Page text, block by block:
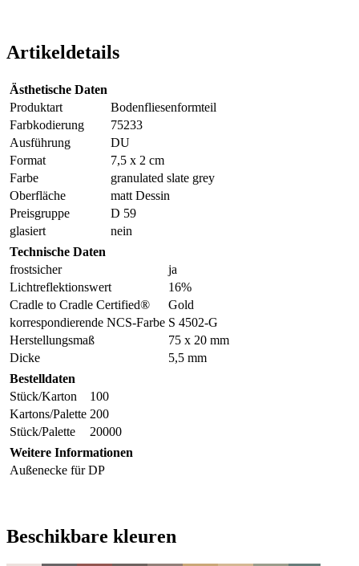
Artikeldetails
Ästhetische Daten
Produktart
Bodenfliesenformteil
Farbkodierung
75233
Ausführung
DU
Format
7,5 x 2 cm
Farbe
granulated slate grey
Oberfläche
matt Dessin
Preisgruppe
D 59
glasiert
nein
Technische Daten
frostsicher
ja
Lichtreflektionswert
16%
Cradle to Cradle Certified®
Gold
korrespondierende NCS-Farbe S 4502-G
Herstellungsmaß
75 x 20 mm
Dicke
5,5 mm
Bestelldaten
Stück/Karton
100
Kartons/Palette 200
Stück/Palette
20000
Weitere Informationen
Außenecke für DP
Beschikbare kleuren